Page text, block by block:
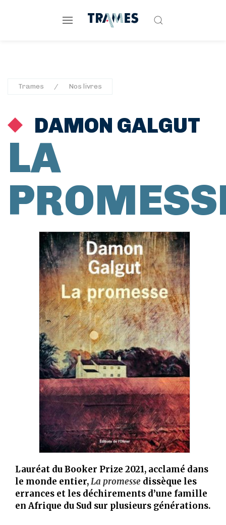
Trames Nos livres
DAMON GALGUT
LA
Lauréat du Booker Prize 2021, acclamé dans
le monde entier,La promesse dissèque les
errances et les déchirements d’une famille
en Afrique du Sud sur plusieurs générations.